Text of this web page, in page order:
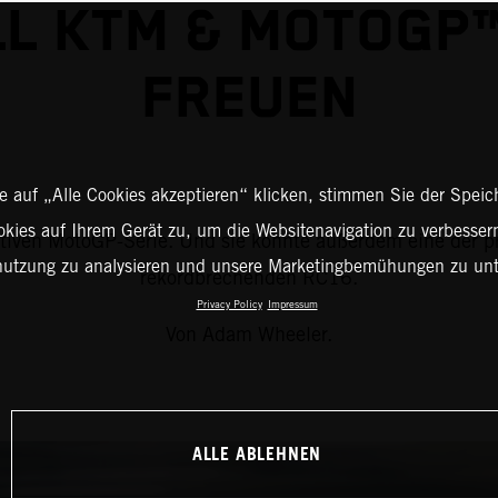
KTM & MOTOGP™
MotoGP-Serie. Und sie könnte außerdem eine der
rekordbrechenden RC16.
auf „Alle Cookies akzeptieren“ klicken, stimmen Sie der
auf Ihrem Gerät zu, um die Websitenavigation zu
zu analysieren und unsere Marketingbemühungen zu
Privacy Policy Impressum
ALLE ABLEHNEN